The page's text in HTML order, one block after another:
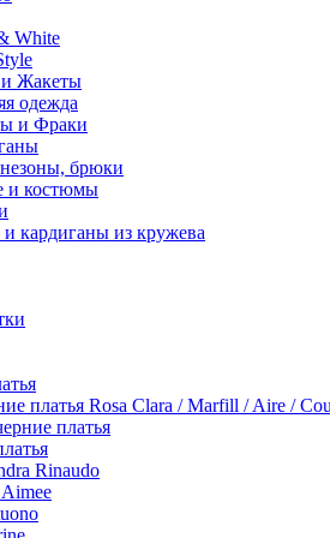
White
Жакеты
одежда
и Фраки
брюки
и костюмы
кардиганы из кружева
платья Rosa Clara / Marfill / Aire /
платья
Rinaudo